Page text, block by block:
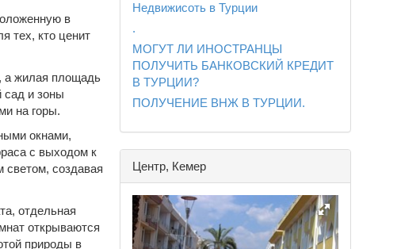
в
тех, кто ценит
а жилая площадь
сад и зоны
на горы.
окнами,
с выходом к
создавая
отдельная
открываются
природы в
Недвижисоть в Турции
.
МОГУТ ЛИ ИНОСТРАНЦЫ
ПОЛУЧИТЬ БАНКОВСКИЙ КРЕДИТ
В ТУРЦИИ?
ПОЛУЧЕНИЕ ВНЖ В ТУРЦИИ.
Центр, Кемер